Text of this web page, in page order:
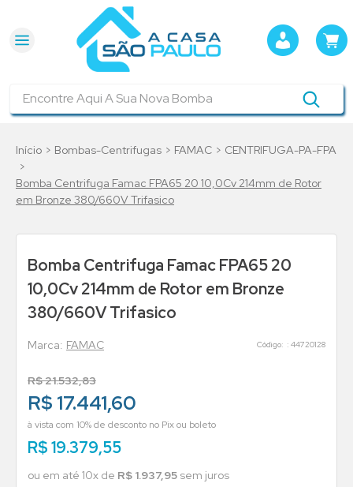
Bombas-Centrifugas FAMAC CENTRIFUGA-PA-FPA
Bomba Centrifuga Famac FPA65 20 10,0Cv 214mm de Rotor
em Bronze 380/660V Trifasico
Bomba Centrifuga Famac FPA65 20
10,0Cv 214mm de Rotor em Bronze
380/660V Trifasico
FAMAC : 44720128
R$21.532,83
R$ 17.441,60
à vista com 10% de desconto no Pix ou boleto
R$19.379,55
ou em até 10x de R$ 1.937,95 sem juros